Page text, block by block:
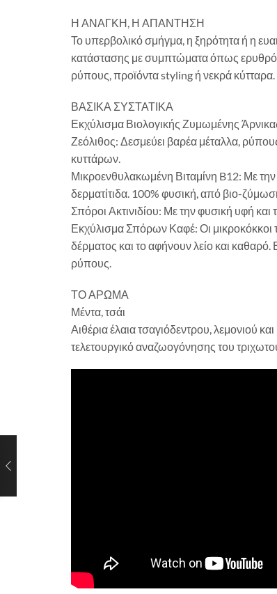
Η ΑΝΑΓΚΗ, Η ΑΠΑΝΤΗΣΗ
Το υπερβολικό σμήγμα, η ξηρότητα ή η
κατάστασης με συμπτώματα όπως
ρύπους, προϊόντα styling ή νεκρά κύτταρα.
ΒΑΣΙΚΑ ΣΥΣΤΑΤΙΚΑ
Εκχύλισμα Βιολογικής Ζυμωμένης
Ζεόλιθος: Δεσμεύει βαρέα μέταλλα,
κυττάρων.
Μικροενθυλακωμένη Βιταμίνη B12: Με
δερματίτιδα. 100% φυσική, από βιο-
Σπόροι Ακτινιδίου: Με την φυσική υφή
Εκχύλισμα Σπόρων Καφέ: Οι
δέρματος και το αφήνουν λείο και καθαρό.
ρύπους.
ΤΟ ΑΡΩΜΑ
Μέντα, τσάι
Αιθέρια έλαια τσαγιόδεντρου, λεμονιού
τελετουργικό αναζωογόνησης του